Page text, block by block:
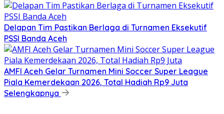
Delapan Tim Pastikan Berlaga di Turnamen Eksekutif
PSSI Banda Aceh
AMFI Aceh Gelar Turnamen Mini Soccer Super League
Piala Kemerdekaan 2026, Total Hadiah Rp9 Juta
Selengkapnya